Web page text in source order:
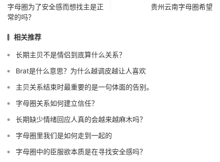
字母圈为了安全感而想找主是正
常的吗？
贵州云南字母圈希望
相关推荐
长期主贝不是情侣到底算什么关系？
Brat是什么意思？为什么越调皮越让人喜欢
主贝关系结束时最重要的是一句体面的告别。
字母圈关系如何建立信任？
长期缺少情绪回应人真的会越来越麻木吗？
字母圈里我们是如何走到一起的
字母圈中的臣服欲本质是在寻找安全感吗？